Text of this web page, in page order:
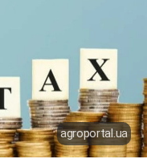
agroportal.ua